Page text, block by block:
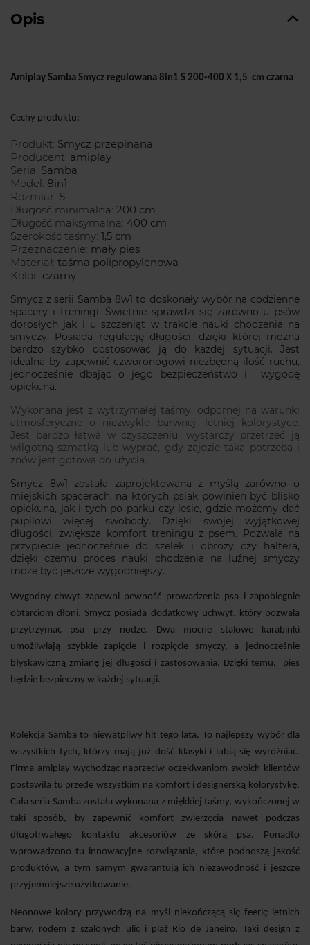
Opis
Amiplay Samba Smycz regulowana 8in1 S 200-400 X 1,5 cm czarna
Cechy produktu:
Produkt: Smycz przepinana
Producent: amiplay
Seria: Samba
Model: 8in1
Rozmiar: S
Długość minimalna: 200 cm
Długość maksymalna: 400 cm
Szerokość taśmy: 1,5 cm
Przeznaczenie: mały pies
Materiał: taśma polipropylenowa
Kolor: czarny
Smycz z serii Samba 8w1 to doskonały wybór na codzienne
spacery i treningi. Świetnie sprawdzi się zarówno u psów
dorosłych jak i u szczeniąt w trakcie nauki chodzenia na
smyczy. Posiada regulację długości, dzięki której można
bardzo szybko dostosować ją do każdej sytuacji. Jest
idealna by zapewnić czworonogowi niezbędną ilość ruchu,
jednocześnie dbając o jego bezpieczeństwo i
wygodę
opiekuna.
Wykonana jest z wytrzymałej taśmy, odpornej na warunki
atmosferyczne o niezwykle barwnej, letniej kolorystyce.
Jest bardzo łatwa w czyszczeniu, wystarczy przetrzeć ją
wilgotną szmatką lub wyprać, gdy zajdzie taka potrzeba i
znów jest gotowa do użycia.
Smycz 8w1 została zaprojektowana z myślą zarówno o
miejskich spacerach, na których psiak powinien być blisko
opiekuna, jak i tych po parku czy lesie, gdzie możemy dać
pupilowi więcej swobody. Dzięki swojej wyjątkowej
długości, zwiększa komfort treningu z psem. Pozwala na
przypięcie jednocześnie do szelek i obroży czy haltera,
dzięki czemu proces nauki chodzenia na luźnej smyczy
może być jeszcze wygodniejszy.
Wygodny chwyt zapewni pewność prowadzenia psa i zapobiegnie
obtarciom dłoni. Smycz posiada dodatkowy uchwyt, który pozwala
przytrzymać psa przy nodze. Dwa mocne stalowe karabinki
umożliwiają szybkie zapięcie i rozpięcie smyczy, a jednocześnie
błyskawiczną zmianę jej długości i zastosowania. Dzięki temu,
pies
będzie bezpieczny w każdej sytuacji.
Kolekcja Samba to niewątpliwy hit tego lata. To najlepszy wybór dla
wszystkich tych, którzy mają już dość klasyki i lubią się wyróżniać.
Firma amiplay wychodząc naprzeciw oczekiwaniom swoich klientów
postawiła tu przede wszystkim na komfort i designerską kolorystykę.
Cała seria Samba została wykonana z miękkiej taśmy, wykończonej w
taki sposób, by zapewnić komfort zwierzęcia nawet podczas
długotrwałego kontaktu akcesoriów ze skórą psa. Ponadto
wprowadzono tu innowacyjne rozwiązania, które podnoszą jakość
produktów, a tym samym gwarantują ich niezawodność i jeszcze
przyjemniejsze użytkowanie.
Neonowe kolory przywodzą na myśl niekończącą się feerię letnich
barw, rodem z szalonych ulic i plaż Rio de Janeiro. Taki design z